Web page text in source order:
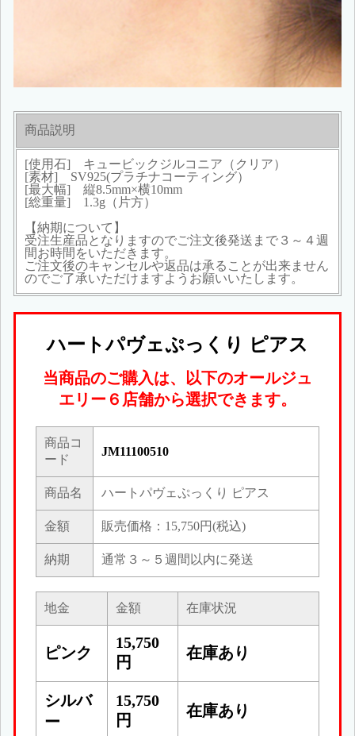
商品説明
[使用石] キュービックジルコニア（クリア）
[素材] SV925(プラチナコーティング）
[最大幅] 縦8.5mm×横10mm
[総重量] 1.3g（片方）
【納期について】
受注生産品となりますのでご注文後発送まで３～４週
間お時間をいただきます。
ご注文後のキャンセルや返品は承ることが出来ません
のでご了承いただけますようお願いいたします。
ハートパヴェぷっくり ピアス
当商品のご購入は、以下のオールジュ
エリー６店舗から選択できます。
商品コ
ード
JM11100510
商品名 ハートパヴェぷっくり ピアス
金額 販売価格：15,750円(税込)
納期 通常３～５週間以内に発送
地金 金額 在庫状況
ピンク
15,750
円
在庫あり
シルバ
ー
15,750
円
在庫あり